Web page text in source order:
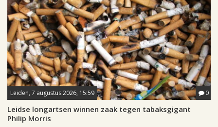
Leiden, 7 augustus 2026, 15:59 0
Leidse longartsen winnen zaak tegen tabaksgigant
Philip Morris